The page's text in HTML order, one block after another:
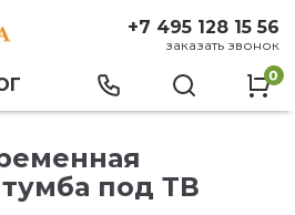
+7 495 128 15 56
заказать звонок
0
под ТВ